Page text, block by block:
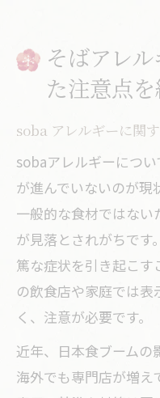
そばアレ
た注意点を
soba アレルギーに関
sobaアレルギーにつ
が進んでいないのが現
一般的な食材ではない
が見落とされがちです
篤な症状を引き起こ
の飲食店や家庭では
く、注意が必要です。
近年、日本食ブームの
海外でも専門店が増え